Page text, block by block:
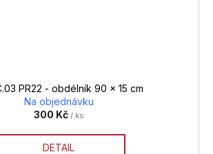
PR22 - obdélník 90 x 15 cm
Na objednávku
300 Kč / ks
DETAIL